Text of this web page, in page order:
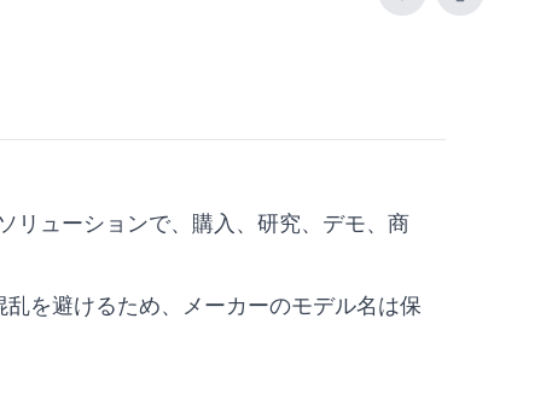
リューションで、購入、研究、デモ、商
を避けるため、メーカーのモデル名は保